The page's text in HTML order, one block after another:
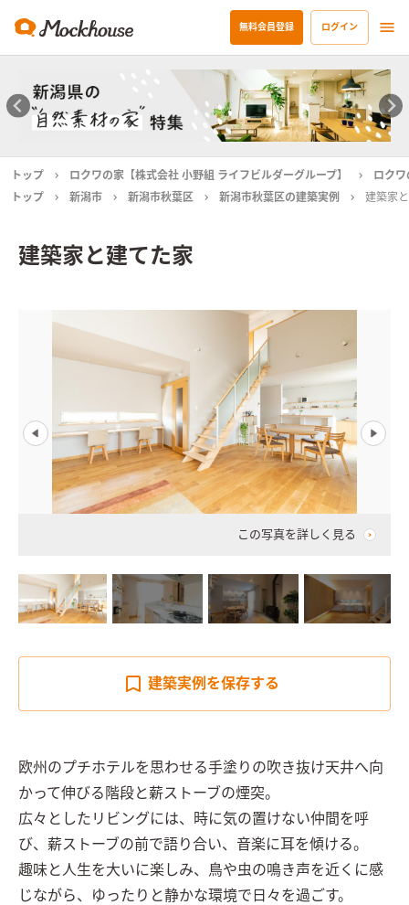
無料会員登録 ログイン
トップ ロクワの家【株式会社 小野組 ライフビルダーグループ】
ロク
トップ
新潟市 新潟市秋葉区 新潟市秋葉区の建築実例 建築家
建築家と建てた家
この写真を詳しく見る
建築実例を保存する
欧州のプチホテルを思わせる手塗りの吹き抜け天井へ向
かって伸びる階段と薪ストーブの煙突。
広々としたリビングには、時に気の置けない仲間を呼
び、薪ストーブの前で語り合い、音楽に耳を傾ける。
趣味と人生を大いに楽しみ、鳥や虫の鳴き声を近くに感
じながら、ゆったりと静かな環境で日々を過ごす。